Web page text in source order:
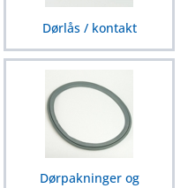
Dørlås / kontakt
Dørpakninger og